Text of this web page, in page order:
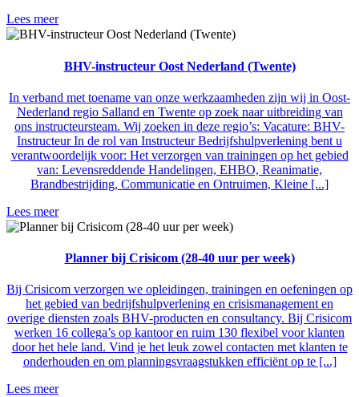
Lees meer
BHV-instructeur Oost Nederland (Twente)
In verband met toename van onze werkzaamheden zijn wij in Oost-
Nederland regio Salland en Twente op zoek naar uitbreiding van
ons instructeursteam. Wij zoeken in deze regio’s: Vacature: BHV-
Instructeur In de rol van Instructeur Bedrijfshulpverlening bent u
verantwoordelijk voor: Het verzorgen van trainingen op het gebied
van: Levensreddende Handelingen, EHBO, Reanimatie,
Brandbestrijding, Communicatie en Ontruimen, Kleine [...]
Lees meer
Planner bij Crisicom (28-40 uur per week)
Bij Crisicom verzorgen we opleidingen, trainingen en oefeningen op
het gebied van bedrijfshulpverlening en crisismanagement en
overige diensten zoals BHV-producten en consultancy. Bij Crisicom
werken 16 collega’s op kantoor en ruim 130 flexibel voor klanten
door het hele land. Vind je het leuk zowel contacten met klanten te
onderhouden en om planningsvraagstukken efficiënt op te [...]
Lees meer